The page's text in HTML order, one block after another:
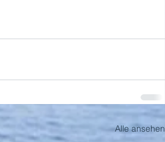
Alle ansehen